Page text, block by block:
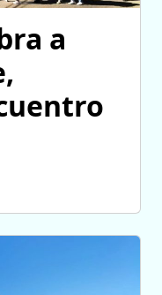
a